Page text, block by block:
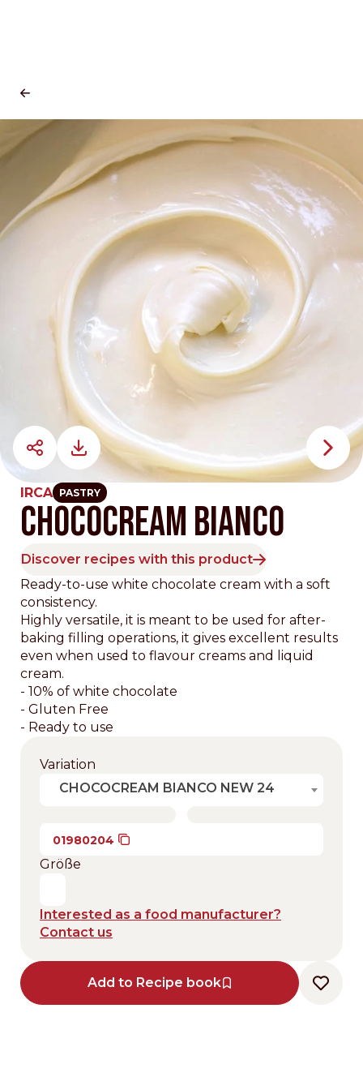
IRCA PASTRY
CHOCOCREAM BIANCO
Discover recipes with this product
Ready-to-use white chocolate cream with a soft
consistency.
Highly versatile, it is meant to be used for after-
baking filling operations, it gives excellent results
even when used to flavour creams and liquid
cream.
- 10% of white chocolate
- Gluten Free
- Ready to use
Variation
CHOCOCREAM BIANCO NEW 24
01980204
Größe
Interested as a food manufacturer?
Contact us
Add to Recipe book